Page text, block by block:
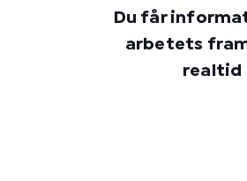
Du får
arbetets
realtid